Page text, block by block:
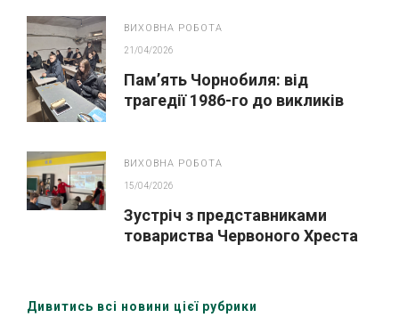
ВИХОВНА РОБОТА
21/04/2026
Пам’ять Чорнобиля: від
трагедії 1986-го до викликів
ВИХОВНА РОБОТА
15/04/2026
Зустріч з представниками
товариства Червоного Хреста
Дивитись всі новини цієї рубрики